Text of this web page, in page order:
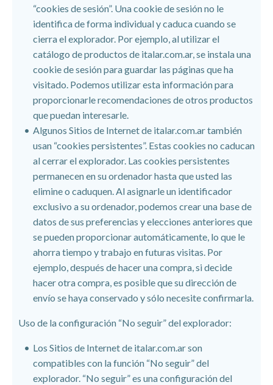
“cookies de sesión”. Una cookie de sesión no le
identifica de forma individual y caduca cuando se
cierra el explorador. Por ejemplo, al utilizar el
catálogo de productos de italar.com.ar, se instala una
cookie de sesión para guardar las páginas que ha
visitado. Podemos utilizar esta información para
proporcionarle recomendaciones de otros productos
que puedan interesarle.
Algunos Sitios de Internet de italar.com.ar también
usan “cookies persistentes”. Estas cookies no caducan
al cerrar el explorador. Las cookies persistentes
permanecen en su ordenador hasta que usted las
elimine o caduquen. Al asignarle un identificador
exclusivo a su ordenador, podemos crear una base de
datos de sus preferencias y elecciones anteriores que
se pueden proporcionar automáticamente, lo que le
ahorra tiempo y trabajo en futuras visitas. Por
ejemplo, después de hacer una compra, si decide
hacer otra compra, es posible que su dirección de
envío se haya conservado y sólo necesite confirmarla.
Uso de la configuración “No seguir” del explorador:
Los Sitios de Internet de italar.com.ar son
compatibles con la función “No seguir” del
explorador. “No seguir” es una configuración del